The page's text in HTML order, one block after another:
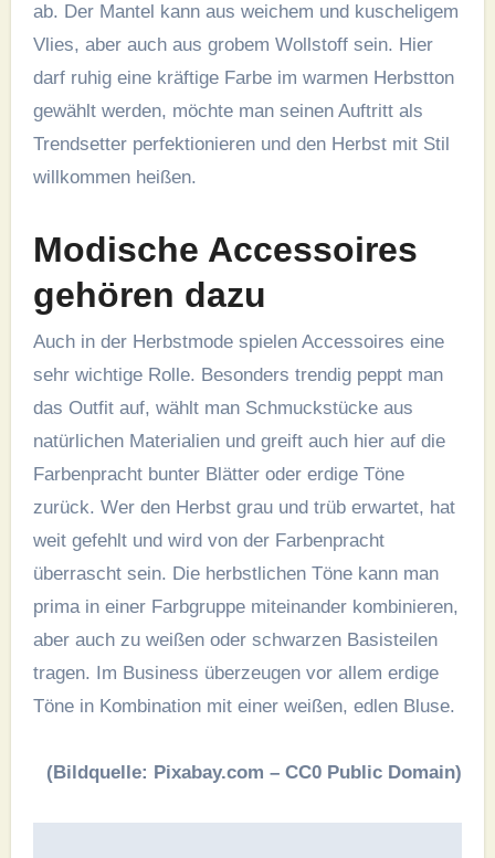
ab. Der Mantel kann aus weichem und kuscheligem
Vlies, aber auch aus grobem Wollstoff sein. Hier
darf ruhig eine kräftige Farbe im warmen Herbstton
gewählt werden, möchte man seinen Auftritt als
Trendsetter perfektionieren und den Herbst mit Stil
willkommen heißen.
Modische Accessoires
gehören dazu
Auch in der Herbstmode spielen Accessoires eine
sehr wichtige Rolle. Besonders trendig peppt man
das Outfit auf, wählt man Schmuckstücke aus
natürlichen Materialien und greift auch hier auf die
Farbenpracht bunter Blätter oder erdige Töne
zurück. Wer den Herbst grau und trüb erwartet, hat
weit gefehlt und wird von der Farbenpracht
überrascht sein. Die herbstlichen Töne kann man
prima in einer Farbgruppe miteinander kombinieren,
aber auch zu weißen oder schwarzen Basisteilen
tragen. Im Business überzeugen vor allem erdige
Töne in Kombination mit einer weißen, edlen Bluse.
(Bildquelle: Pixabay.com – CC0 Public Domain)